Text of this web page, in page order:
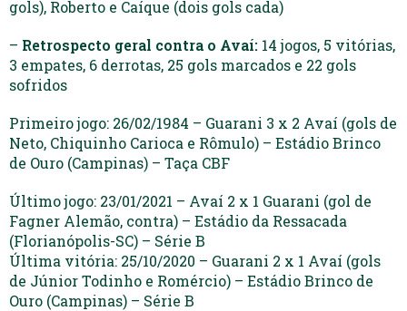
gols), Roberto e Caíque (dois gols cada)
– Retrospecto geral contra o Avaí: 14 jogos, 5 vitórias,
3 empates, 6 derrotas, 25 gols marcados e 22 gols
sofridos
Primeiro jogo: 26/02/1984 – Guarani 3 x 2 Avaí (gols de
Neto, Chiquinho Carioca e Rômulo) – Estádio Brinco
de Ouro (Campinas) – Taça CBF
Último jogo: 23/01/2021 – Avaí 2 x 1 Guarani (gol de
Fagner Alemão, contra) – Estádio da Ressacada
(Florianópolis-SC) – Série B
Última vitória: 25/10/2020 – Guarani 2 x 1 Avaí (gols
de Júnior Todinho e Romércio) – Estádio Brinco de
Ouro (Campinas) – Série B